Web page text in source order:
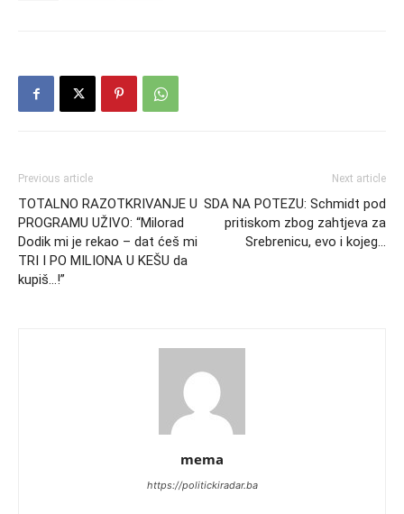
Previous article
TOTALNO RAZOTKRIVANJE U
PROGRAMU UŽIVO: “Milorad
Dodik mi je rekao – dat ćeš mi
TRI I PO MILIONA U KEŠU da
kupiš…!”
Next article
SDA NA POTEZU: Schmidt pod
pritiskom zbog zahtjeva za
Srebrenicu, evo i kojeg…
mema
https://politickiradar.ba